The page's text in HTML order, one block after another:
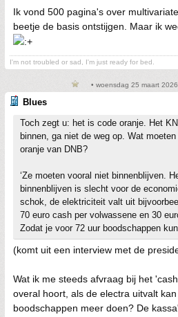
Ik vond 500 pagina's over
beetje de basis ontstijgen. Maar ik
I'm not troubled or sad, I'm just ready for bed.
• woensdag 25 maart
Blues
Toch zegt u: het is code oranje. Het
binnen, ga niet de weg op. Wat
oranje van DNB?
‘Ze moeten vooral niet binnenblijven.
binnenblijven is slecht voor de
schok, de elektriciteit valt uit
70 euro cash per volwassene en 30
Zodat je voor 72 uur boodschappen
(komt uit een interview met de
Wat ik me steeds afvraag bij het
overal hoort, als de electra uitvalt
boodschappen meer doen? De